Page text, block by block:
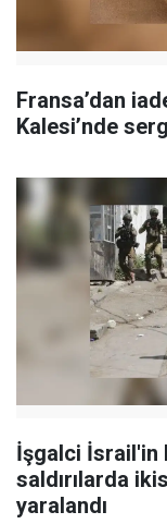
Fransa’dan
Kalesi’nde
İşgalci İsrail'in
saldırılarda
yaralandı